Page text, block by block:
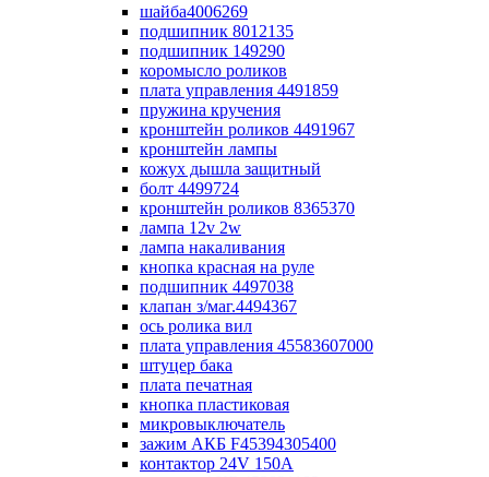
шайба4006269
подшипник 8012135
подшипник 149290
коромысло роликов
плата управления 4491859
пружина кручения
кронштейн роликов 4491967
кронштейн лампы
кожух дышла защитный
болт 4499724
кронштейн роликов 8365370
лампа 12v 2w
лампа накаливания
кнопка красная на руле
подшипник 4497038
клапан з/маг.4494367
ось ролика вил
плата управления 45583607000
штуцер бака
плата печатная
кнопка пластиковая
микровыключатель
зажим АКБ F45394305400
контактор 24V 150A